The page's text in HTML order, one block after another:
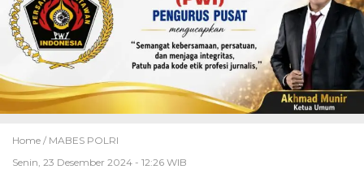
Home / MABES POLRI
Senin, 23 Desember 2024 - 12:26 WIB